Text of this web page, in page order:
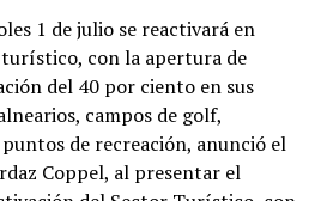
1 de julio se reactivará en
con la apertura de
del 40 por ciento en sus
campos de golf,
de recreación, anunció el
Coppel, al presentar el